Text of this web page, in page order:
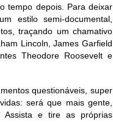
tempo depois. Para deixar
estilo semi-documental,
traçando um chamativo
Lincoln, James Garfield
Theodore Roosevelt e
questionáveis, super
será que mais gente,
Assista e tire as próprias